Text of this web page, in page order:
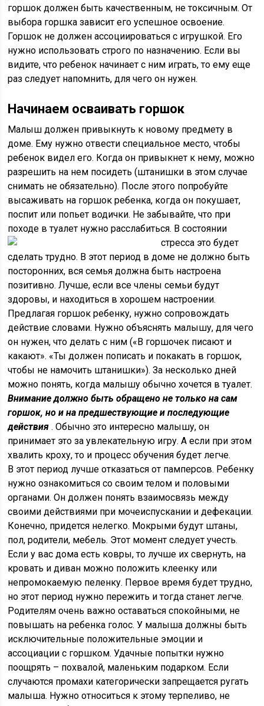
горшок должен быть качественным, не токсичным. От
выбора горшка зависит его успешное освоение.
Горшок не должен ассоциироваться с игрушкой. Его
нужно использовать строго по назначению. Если вы
видите, что ребенок начинает с ним играть, то ему еще
раз следует напомнить, для чего он нужен.
Начинаем осваивать горшок
Малыш должен привыкнуть к новому предмету в
доме. Ему нужно отвести специальное место, чтобы
ребенок видел его. Когда он привыкнет к нему, можно
разрешить на нем посидеть (штанишки в этом случае
снимать не обязательно). После этого попробуйте
высаживать на горшок ребенка, когда он покушает,
поспит или попьет водички. Не забывайте, что при
походе в туалет нужно расслабиться. В состоянии
стресса этобудет
сделать трудно. В этот период в доме не должно быть
посторонних, вся семья должна быть настроена
позитивно. Лучше, если все члены семьи будут
здоровы, и находиться в хорошем настроении.
Предлагая горшок ребенку, нужно сопровождать
действие словами. Нужно объяснять малышу, для чего
он нужен, что делать с ним («В горшочек писают и
какают». «Ты должен пописать и покакать в горшок,
чтобы не намочить штанишки»). За несколько дней
можно понять, когда малышу обычно хочется в туалет.
Внимание должно быть обращено не только на сам
горшок, но и на предшествующие и последующие
действия . Обычно это интересно малышу, он
принимает это за увлекательную игру. А если при этом
хвалить кроху, то и процесс обучения будет легче.
В этот период лучше отказаться от памперсов. Ребенку
нужно ознакомиться со своим телом и половыми
органами. Он должен понять взаимосвязь между
своими действиями при мочеиспускании и дефекации.
Конечно, придется нелегко. Мокрыми будут штаны,
пол, родители, мебель. Этот момент следует учесть.
Если у вас дома есть ковры, то лучше их свернуть, на
кровать и диван можно положить клеенку или
непромокаемую пеленку. Первое время будет трудно,
но этот период нужно пережить и тогда станет легче.
Родителям очень важно оставаться спокойными, не
повышать на ребенка голос. У малыша должны быть
исключительные положительные эмоции и
ассоциации с горшком. Удачные попытки нужно
поощрять – похвалой, маленьким подарком. Если
случаются промахи категорически запрещается ругать
малыша. Нужно относиться к этому терпеливо, не